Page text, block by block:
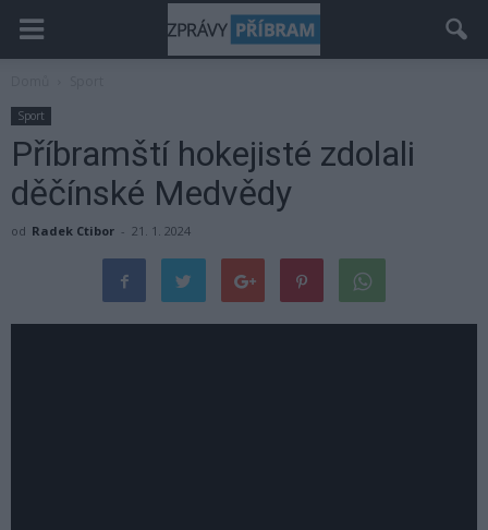
Sport
Příbramští hokejisté zdolali
děčínské Medvědy
od Radek Ctibor - 21. 1. 2024